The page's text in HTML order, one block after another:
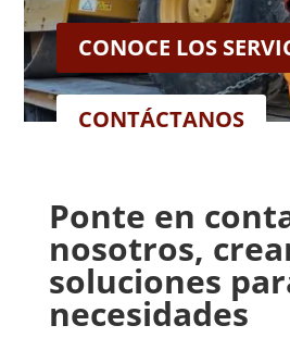
CONOCE LOS
CONTÁCTANOS
Ponte en
nosotros,
soluciones
necesidades